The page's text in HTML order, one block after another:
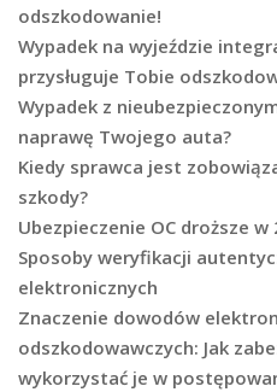
odszkodowanie!
Wypadek na wyjeździe
przysługuje Tobie
Wypadek z
naprawę Twojego auta?
Kiedy sprawca jest
szkody?
Ubezpieczenie OC droższe w
Sposoby weryfikacji
elektronicznych
Znaczenie dowodów
odszkodowawczych: Jak
wykorzystać je w